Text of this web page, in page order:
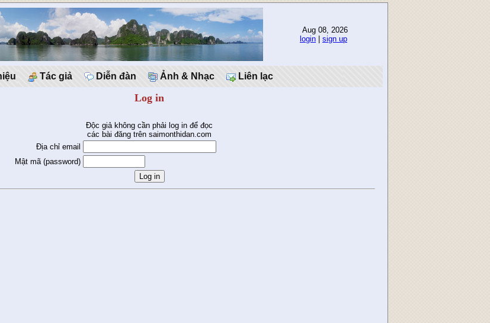
Aug 08, 2026
login
sign up
Tác giả Diễn đàn Ảnh & Nhạc Liên lạc
Log in
Độc giả không cần phải log in để đọc
các bài đăng trên saimonthidan.com
Địa chỉ email
Mật mã (password)